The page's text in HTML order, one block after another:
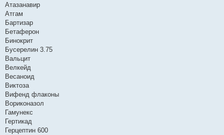
Атазанавир
Атгам
Бартизар
Бетаферон
Бинокрит
Бусерелин 3.75
Вальцит
Велкейд
Весаноид
Виктоза
Вифенд флаконы
Вориконазол
Гамунекс
Гертикад
Герцептин 600